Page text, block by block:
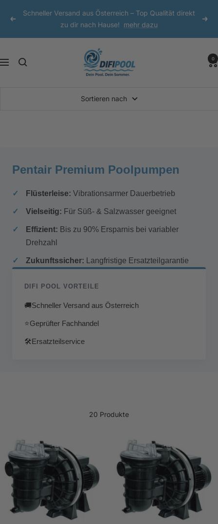
zum
Zurück
Schneller Versand aus Österreich – Top Qualität direkt
zu dir nach Hause! mehr dazu
Navigation
0
Sortieren nach
Pentair Premium Poolpumpen
Flüsterleise: Vibrationsarmer Dauerbetrieb
Vielseitig: Für Süß- & Salzwasser geeignet
Effizient: Bis zu 90% Ersparnis bei variabler
Drehzahl
Zukunftssicher: Langfristige Ersatzteilgarantie
DIFI POOL VORTEILE
🚚Schneller Versand aus Österreich
⭐Geprüfter Fachhandel
🛠Ersatzteilservice
20 Produkte